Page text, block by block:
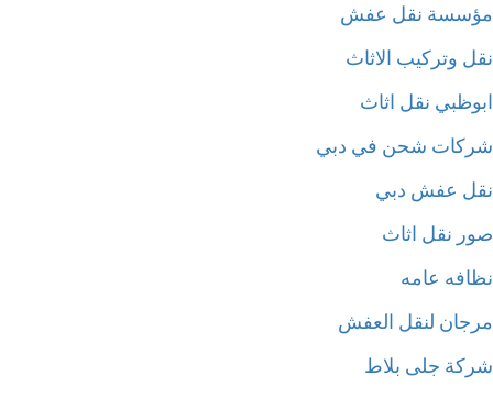
نقل عفش
وتركيب الاثاث
نقل اثاث
شحن في دبي
عفش دبي
نقل اثاث
عامه
لنقل العفش
جلى بلاط